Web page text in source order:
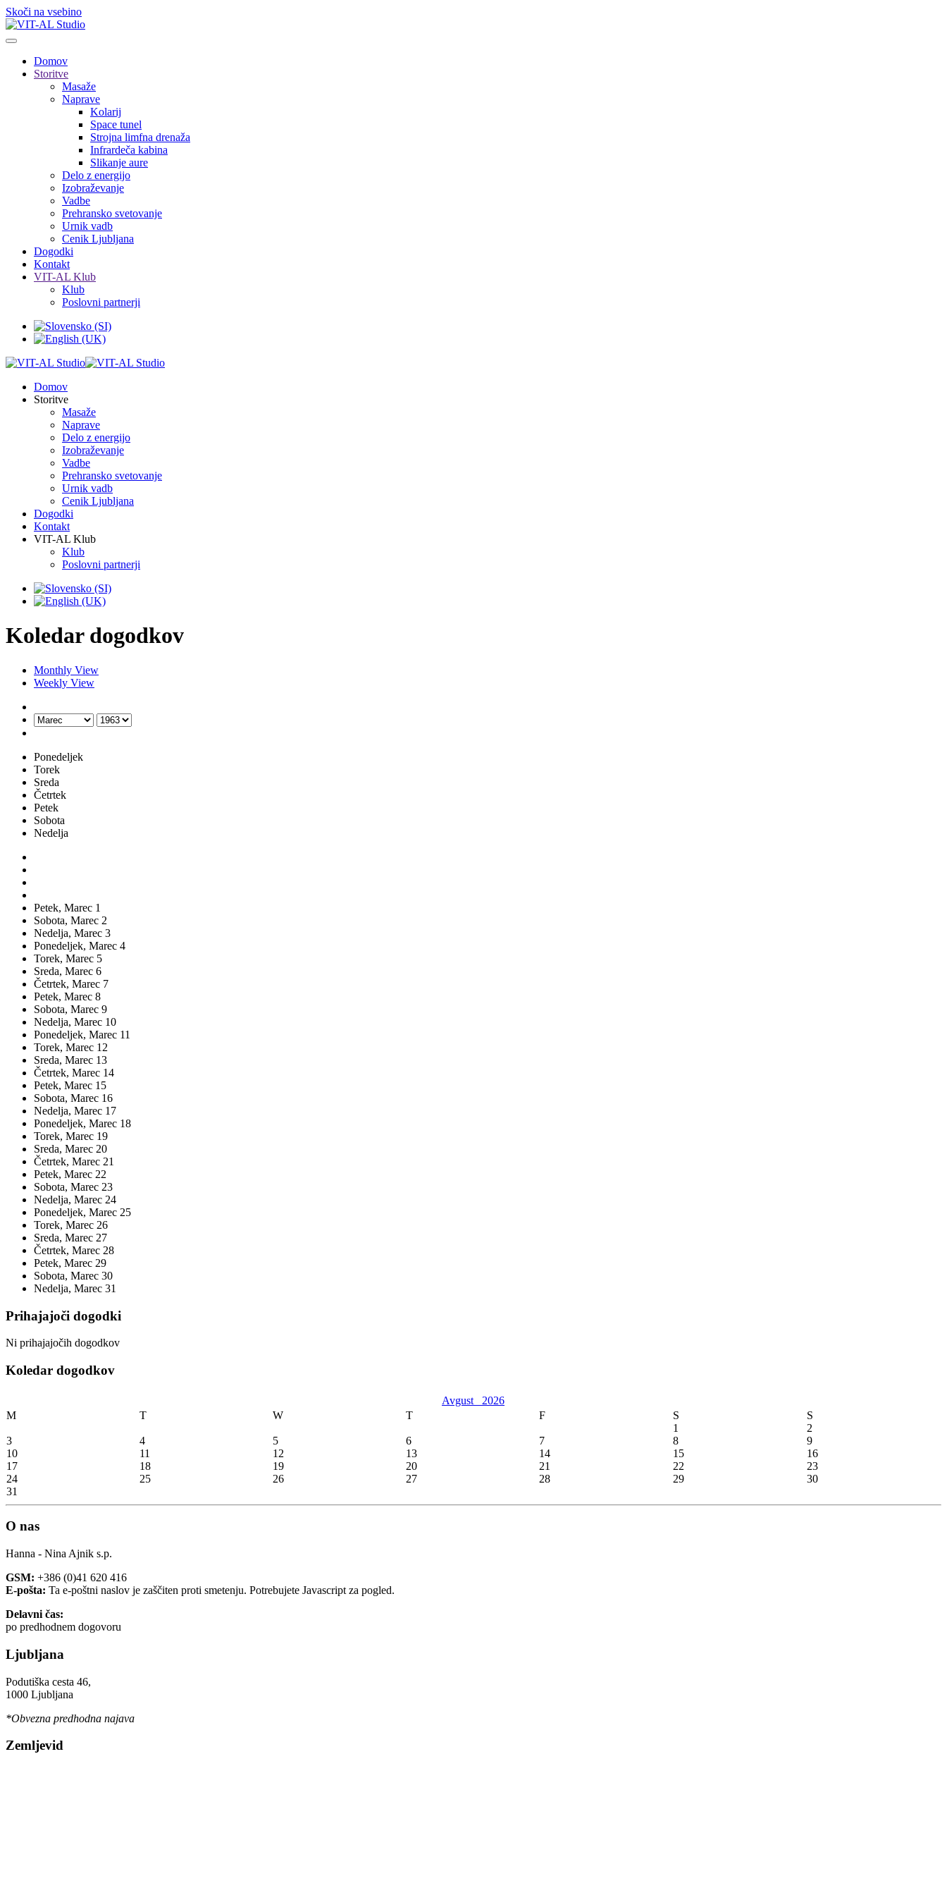
Skoči na vsebino
Domov
Storitve
Masaže
Naprave
Kolarij
Space tunel
Strojna limfna drenaža
Infrardeča kabina
Slikanje aure
Delo z energijo
Izobraževanje
Vadbe
Prehransko svetovanje
Urnik vadb
Cenik Ljubljana
Dogodki
Kontakt
VIT-AL Klub
Klub
Poslovni partnerji
Domov
Storitve
Masaže
Naprave
Delo z energijo
Izobraževanje
Vadbe
Prehransko svetovanje
Urnik vadb
Cenik Ljubljana
Dogodki
Kontakt
VIT-AL Klub
Klub
Poslovni partnerji
Koledar dogodkov
Monthly View
Weekly View
Ponedeljek
Torek
Sreda
Četrtek
Petek
Sobota
Nedelja
Petek, Marec 1
Sobota, Marec 2
Nedelja, Marec 3
Ponedeljek, Marec 4
Torek, Marec 5
Sreda, Marec 6
Četrtek, Marec 7
Petek, Marec 8
Sobota, Marec 9
Nedelja, Marec 10
Ponedeljek, Marec 11
Torek, Marec 12
Sreda, Marec 13
Četrtek, Marec 14
Petek, Marec 15
Sobota, Marec 16
Nedelja, Marec 17
Ponedeljek, Marec 18
Torek, Marec 19
Sreda, Marec 20
Četrtek, Marec 21
Petek, Marec 22
Sobota, Marec 23
Nedelja, Marec 24
Ponedeljek, Marec 25
Torek, Marec 26
Sreda, Marec 27
Četrtek, Marec 28
Petek, Marec 29
Sobota, Marec 30
Nedelja, Marec 31
Prihajajoči dogodki
Ni prihajajočih dogodkov
Koledar dogodkov
Avgust 2026
M
T W T F S
S
1
2
3
4 5 6 7 8
9
10
11 12 13 14 15
16
17
18 19 20 21 22
23
24
25 26 27 28 29
30
31
O nas
Hanna - Nina Ajnik s.p.
GSM: +386 (0)41 620 416
E-pošta: Ta e-poštni naslov je zaščiten proti smetenju. Potrebujete Javascript za pogled.
Delavni čas:
po predhodnem dogovoru
Ljubljana
Podutiška cesta 46,
1000 Ljubljana
*Obvezna predhodna najava
Zemljevid